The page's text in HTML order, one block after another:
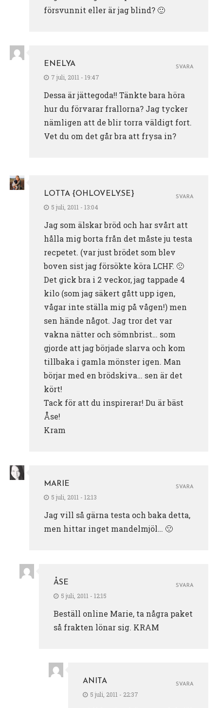
försvunnit eller är jag blind? 🙂
ENELYA
7 juli, 2011 - 19:47
Dessa är jättegoda!! Tänkte bara höra
hur du förvarar frallorna? Jag tycker
nämligen att de blir torra väldigt fort.
Vet du om det går bra att frysa in?
SVARA
LOTTA {OHLOVELY.SE}
5 juli, 2011 - 13:04
Jag som älskar bröd och har svårt att
hålla mig borta från det måste ju testa
recpetet. (var just brödet som blev
boven sist jag försökte köra LCHF. 🙁
Det gick bra i 2 veckor, jag tappade 4
kilo (som jag säkert gått upp igen,
vågar inte ställa mig på vågen!) men
sen hände något. Jag tror det var
vakna nätter och sömnbrist… som
gjorde att jag började slarva och kom
tillbaka i gamla mönster igen. Man
börjar med en brödskiva… sen är det
kört!
Tack för att du inspirerar! Du är bäst
Åse!
Kram
SVARA
MARIE
5 juli, 2011 - 12:13
Jag vill så gärna testa och baka detta,
men hittar inget mandelmjöl… 🙁
SVARA
ÅSE
5 juli, 2011 - 12:15
Beställ online Marie, ta några paket
så frakten lönar sig. KRAM
SVARA
ANITA
5 juli, 2011 - 22:37
SVARA